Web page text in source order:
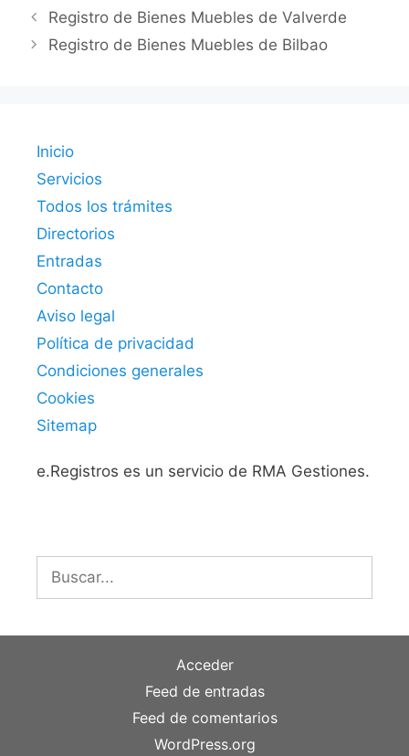
Registro de Bienes Muebles de Valverde
Registro de Bienes Muebles de Bilbao
Inicio
Servicios
Todos los trámites
Directorios
Entradas
Contacto
Aviso legal
Política de privacidad
Condiciones generales
Cookies
Sitemap
e.Registros es un servicio de RMA Gestiones.
Acceder
Feed de entradas
Feed de comentarios
WordPress.org